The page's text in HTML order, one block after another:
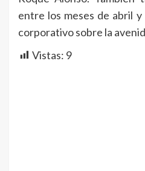
entre los meses de abril
corporativo sobre la
Vistas: 9